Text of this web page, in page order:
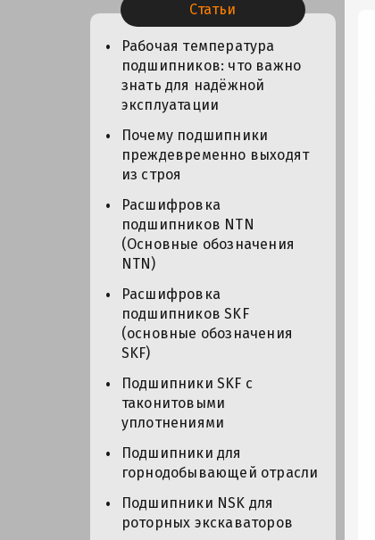
Статьи
Рабочая температура
подшипников: что важно
знать для надёжной
эксплуатации
Почему подшипники
преждевременно выходят
из строя
Расшифровка
подшипников NTN
(Основные обозначения
NTN)
Расшифровка
подшипников SKF
(основные обозначения
SKF)
Подшипники SKF с
таконитовыми
уплотнениями
Подшипники для
горнодобывающей отрасли
Подшипники NSK для
роторных экскаваторов